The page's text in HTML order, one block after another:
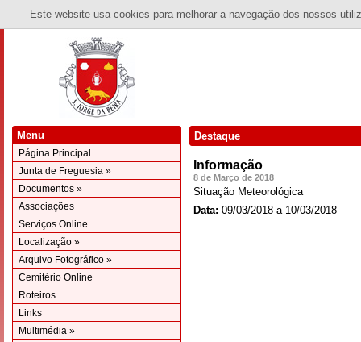
Este website usa cookies para melhorar a navegação dos nossos
Menu
Página Principal
Junta de Freguesia »
Documentos »
Associações
Serviços Online
Localização »
Arquivo Fotográfico »
Cemitério Online
Roteiros
Links
Multimédia »
Destaque
Informação
8 de Março de 2018
Situação Meteorológica
Data: 09/03/2018 a 10/03/2018